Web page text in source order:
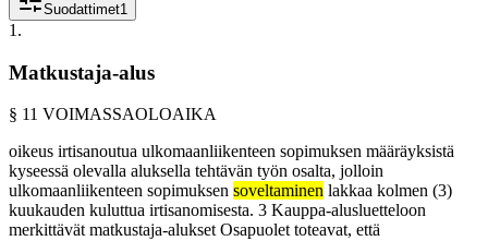
Suodattimet1
1 .
Matkustaja-alus
§ 11 VOIMASSAOLOAIKA
oikeus irtisanoutua ulkomaanliikenteen sopimuksen määräyksistä
kyseessä olevalla aluksella tehtävän työn osalta, jolloin
ulkomaanliikenteen sopimuksen soveltaminen lakkaa kolmen (3)
kuukauden kuluttua irtisanomisesta. 3 Kauppa-alusluetteloon
merkittävät matkustaja-alukset Osapuolet toteavat, että